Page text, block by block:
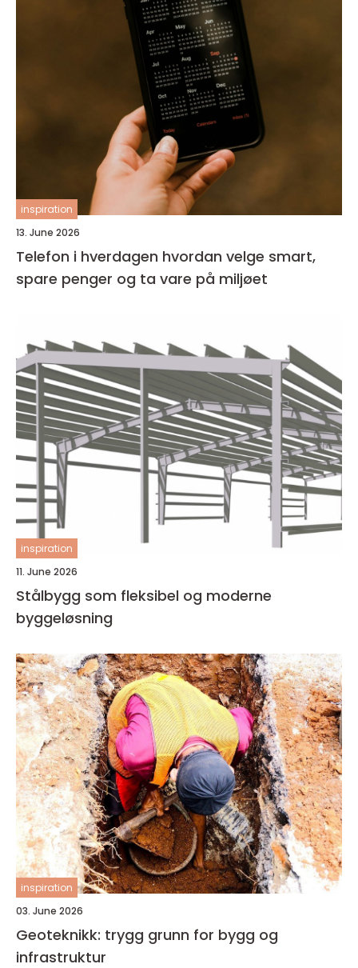
inspiration
13. June 2026
Telefon i hverdagen hvordan velge smart,
spare penger og ta vare på miljøet
inspiration
11. June 2026
Stålbygg som fleksibel og moderne
byggeløsning
inspiration
03. June 2026
Geoteknikk: trygg grunn for bygg og
infrastruktur